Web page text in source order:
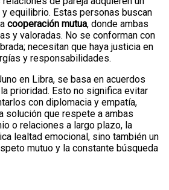
equilibrio. Estas personas buscan
cooperación mutua, donde ambas
y valoradas. No se conforman con
necesitan que haya justicia en
y responsabilidades.
en Libra, se basa en acuerdos
prioridad. Esto no significa evitar
con diplomacia y empatía,
solución que respete a ambas
o relaciones a largo plazo, la
lealtad emocional, sino también un
mutuo y la constante búsqueda